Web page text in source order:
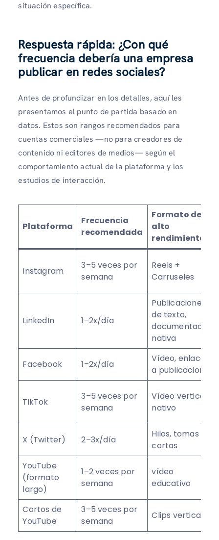
situación específica.
Respuesta rápida: ¿Con qué
frecuencia debería una empresa
publicar en redes sociales?
Antes de profundizar en los detalles, aquí les
presentamos el punto de partida basado en
datos. Estos son rangos recomendados para
cuentas comerciales —no para creadores de
contenido ni editores de medios— según el
comportamiento actual de la plataforma y los
estudios de interacción.
Plataforma
Frecuencia
recomendada
Formato de
alto
rendimiento
Instagram
3–5 veces por
semana
Reels +
Carruseles
LinkedIn 1–2x/día
Publicaciones
de texto,
documentación
nativa
Facebook 1–2x/día
Vídeo, enlaces
a publicaciones
TikTok
3–5 veces por
semana
Vídeo vertical
nativo
X (Twitter) 2–3x/día
Hilos, tomas
cortas
YouTube
(formato
largo)
1–2 veces por
semana
vídeo
educativo
Cortos de
YouTube
3–5 veces por
semana
Clips verticales